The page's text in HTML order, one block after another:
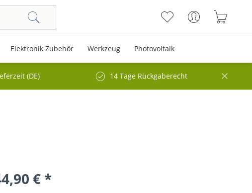
Elektronik Zubehör Werkzeug Photovoltaik
(DE) 14 Tage Rückgaberecht
€ *